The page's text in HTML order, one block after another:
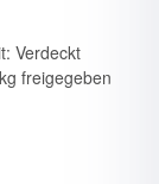
Verdeckt
freigegeben